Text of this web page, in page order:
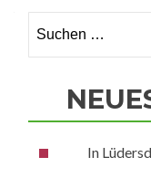
nach:
In